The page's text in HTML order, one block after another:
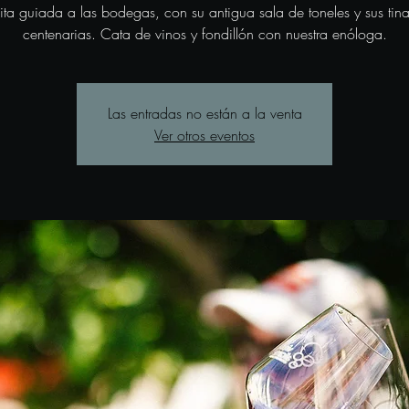
guiada a las bodegas, con su antigua sala de toneles y sus
centenarias. Cata de vinos y fondillón con nuestra enóloga.
Las entradas no están a la venta
Ver otros eventos